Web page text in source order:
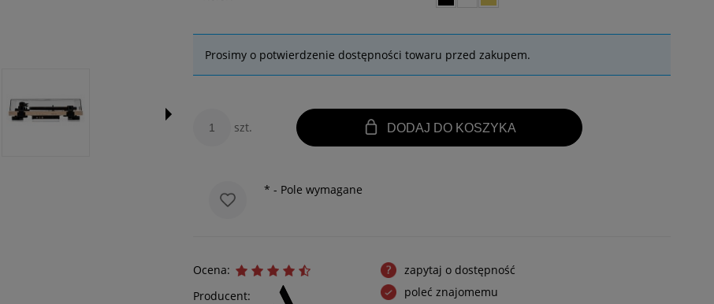
Prosimy o potwierdzenie dostępności towaru przed zakupem.
szt. DODAJ DO KOSZYKA
* - Pole wymagane
Ocena:
Producent:
zapytaj o dostępność
poleć znajomemu